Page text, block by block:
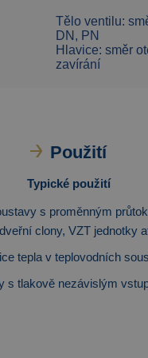
Tělo ventilu:
DN, PN
Hlavice: směr
zavírání
Použití
Typické použití
s proměnným
clony, VZT jednotky
tepla v teplovodních
s tlakově nezávislým